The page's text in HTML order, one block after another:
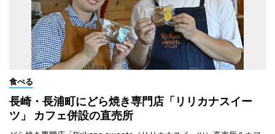
食べる
長崎・長浦町にどら焼き専門店「リリカナスイー
ツ」 カフェ併設の直売所